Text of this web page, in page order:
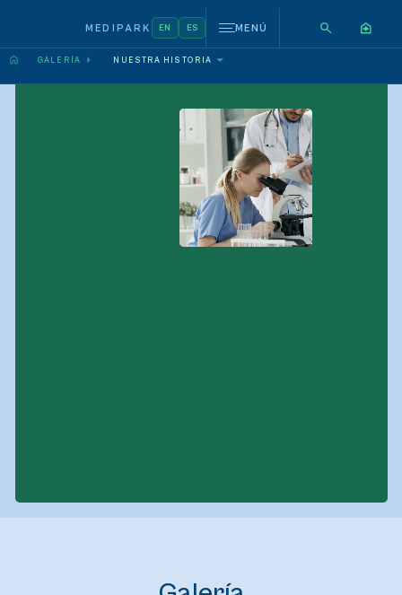
MEDIPARK EN ES MENÚ
GALERÍA NUESTRA HISTORIA